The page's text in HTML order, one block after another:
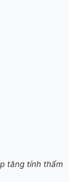
tăng tính thẩm